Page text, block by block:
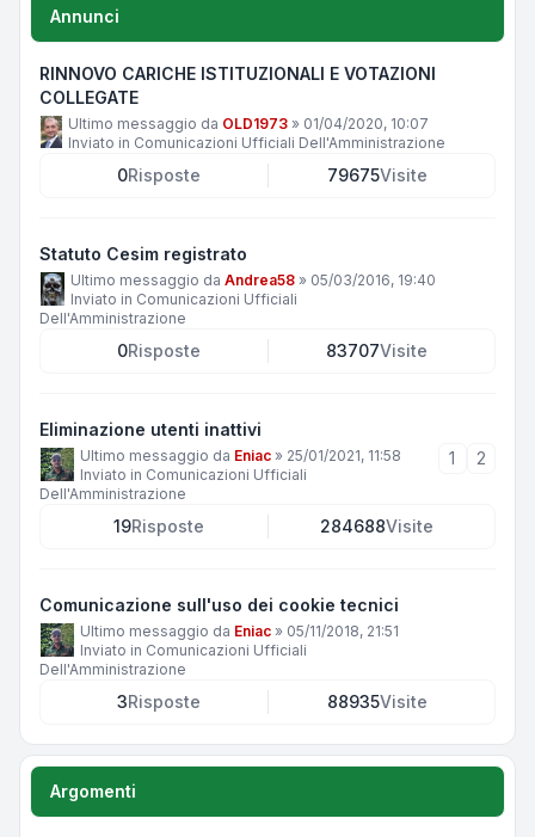
Annunci
RINNOVO CARICHE ISTITUZIONALI E VOTAZIONI
COLLEGATE
Ultimo messaggio da OLD1973 » 01/04/2020, 10:07
Inviato in Comunicazioni Ufficiali Dell'Amministrazione
0Risposte 79675Visite
Statuto Cesim registrato
Ultimo messaggio da Andrea58 » 05/03/2016, 19:40
Inviato in Comunicazioni Ufficiali
Dell'Amministrazione
0Risposte 83707Visite
Eliminazione utenti inattivi
Ultimo messaggio da Eniac » 25/01/2021, 11:58
Inviato in Comunicazioni Ufficiali
Dell'Amministrazione
1 2
19Risposte 284688Visite
Comunicazione sull'uso dei cookie tecnici
Ultimo messaggio da Eniac » 05/11/2018, 21:51
Inviato in Comunicazioni Ufficiali
Dell'Amministrazione
3Risposte 88935Visite
Argomenti